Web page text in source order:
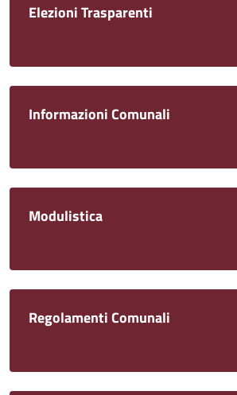
Elezioni Trasparenti
Informazioni Comunali
Modulistica
Regolamenti Comunali